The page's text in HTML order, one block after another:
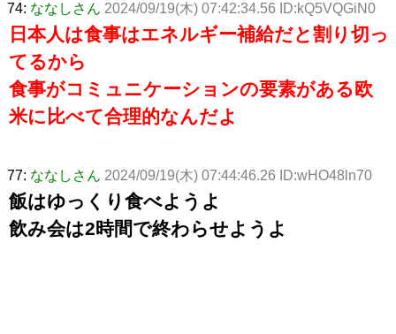
74: ななしさん 2024/09/19(木) 07:42:34.56 ID:kQ5VQGiN0
日本人は食事はエネルギー補給だと割り切っ
てるから
食事がコミュニケーションの要素がある欧
米に比べて合理的なんだよ
77: ななしさん 2024/09/19(木) 07:44:46.26 ID:wHO48ln70
飯はゆっくり食べようよ
飲み会は2時間で終わらせようよ